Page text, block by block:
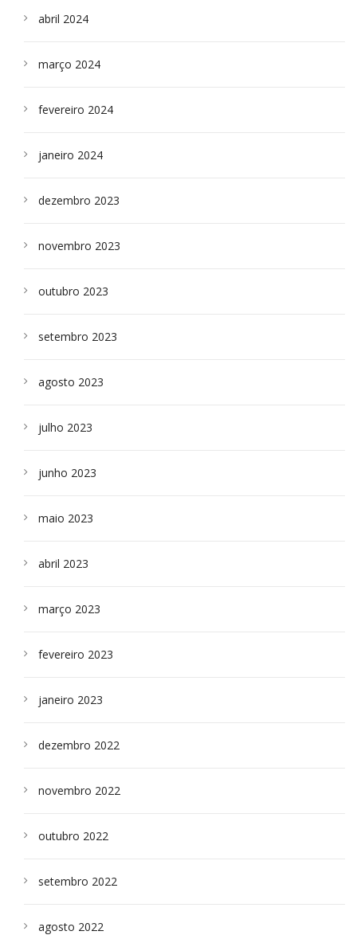
abril 2024
março 2024
fevereiro 2024
janeiro 2024
dezembro 2023
novembro 2023
outubro 2023
setembro 2023
agosto 2023
julho 2023
junho 2023
maio 2023
abril 2023
março 2023
fevereiro 2023
janeiro 2023
dezembro 2022
novembro 2022
outubro 2022
setembro 2022
agosto 2022